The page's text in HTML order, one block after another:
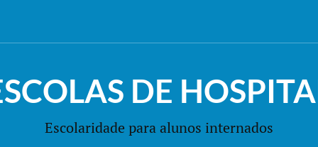
DE
Escolaridade para alunos internados